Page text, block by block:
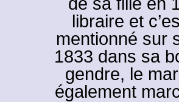
libraire et
mentionné sur
1833 dans sa
gendre, le
également